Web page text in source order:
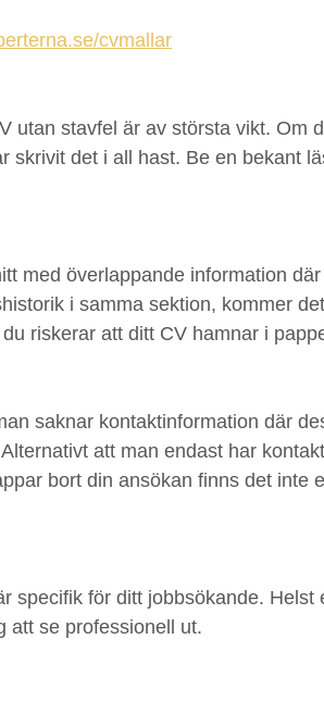
cvmallar
utan stavfel är av största vikt. Om
skrivit det i all hast. Be en bekant
med överlappande information
i samma sektion, kommer
riskerar att ditt CV hamnar i
saknar kontaktinformation där
att man endast har
bort din ansökan finns det inte
specifik för ditt jobbsökande. Helst
att se professionell ut.